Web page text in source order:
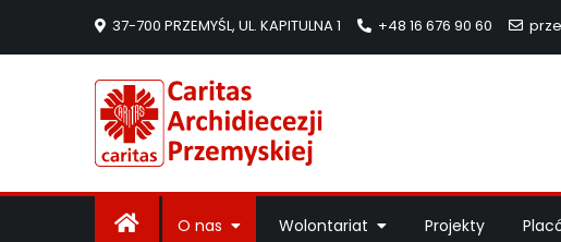
37-700 PRZEMYŚL, UL. KAPITULNA 1 +48 16 676 90 60
O nas Wolontariat Projekty